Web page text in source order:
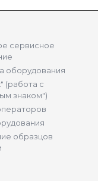
сервисное
оборудования
(работа с
знаком")
образцов